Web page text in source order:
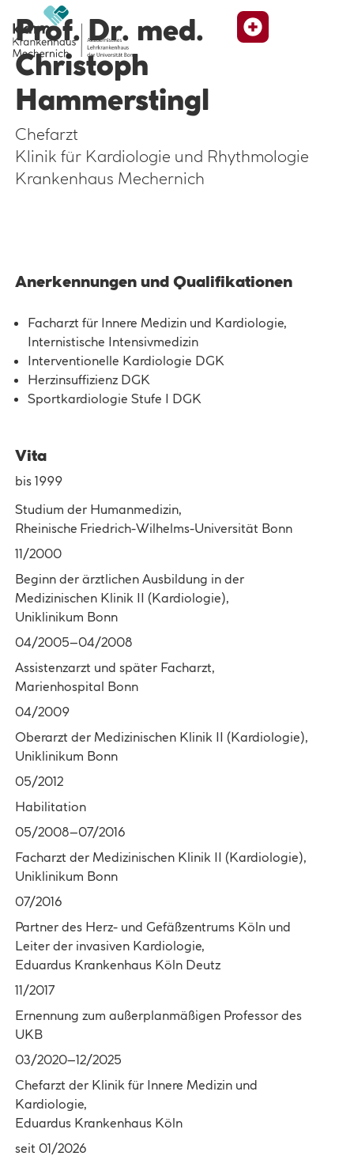
Prof. Dr. med.
Christoph
Hammerstingl
Chefarzt
Klinik für Kardiologie und Rhythmologie
Krankenhaus Mechernich
Anerkennungen und Qualifikationen
Facharzt für Innere Medizin und Kardiologie,
Internistische Intensivmedizin
Interventionelle Kardiologie DGK
Herzinsuffizienz DGK
Sportkardiologie Stufe I DGK
Vita
bis 1999
Studium der Humanmedizin,
Rheinische Friedrich-Wilhelms-Universität Bonn
11/2000
Beginn der ärztlichen Ausbildung in der
Medizinischen Klinik II (Kardiologie),
Uniklinikum Bonn
04/2005–04/2008
Assistenzarzt und später Facharzt,
Marienhospital Bonn
04/2009
Oberarzt der Medizinischen Klinik II (Kardiologie),
Uniklinikum Bonn
05/2012
Habilitation
05/2008–07/2016
Facharzt der Medizinischen Klinik II (Kardiologie),
Uniklinikum Bonn
07/2016
Partner des Herz- und Gefäßzentrums Köln und
Leiter der invasiven Kardiologie,
Eduardus Krankenhaus Köln Deutz
11/2017
Ernennung zum außerplanmäßigen Professor des
UKB
03/2020–12/2025
Chefarzt der Klinik für Innere Medizin und
Kardiologie,
Eduardus Krankenhaus Köln
seit 01/2026